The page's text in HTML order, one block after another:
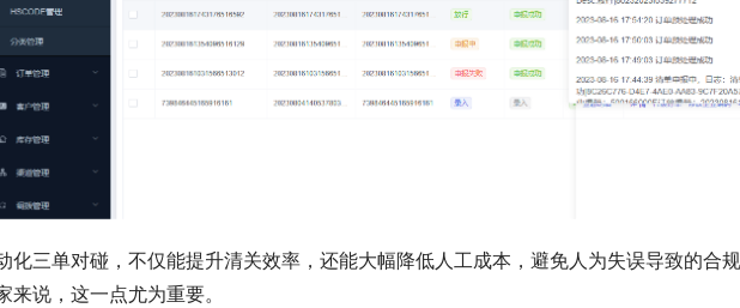
化三单对碰，不仅能提升清关效率，还能大幅降低人工成本，避免人为失误导致的合
来说，这一点尤为重要。